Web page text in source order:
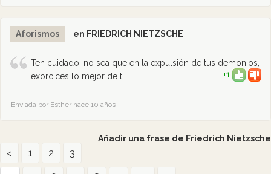
Aforismos en FRIEDRICH NIETZSCHE
Ten cuidado, no sea que en la expulsión de tus demonios,
exorcices lo mejor de ti.
+1
Enviada por Esther hace 10 años
Añadir una frase de Friedrich Nietzsche
< 1 2
3